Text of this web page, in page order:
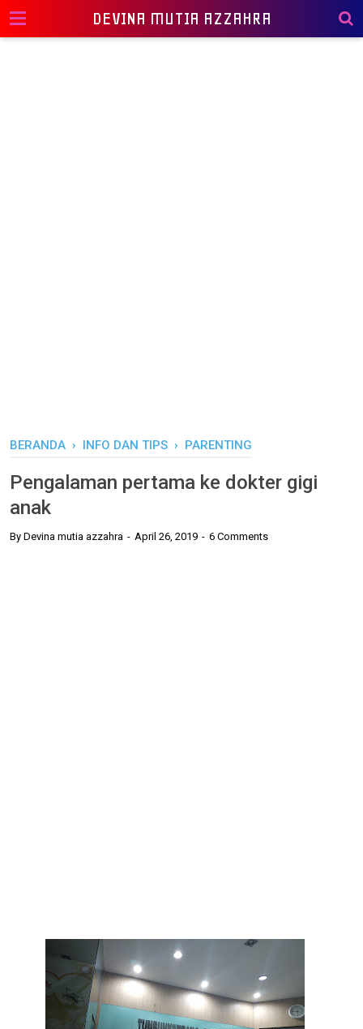
DEVINA MUTIA AZZAHRA
BERANDA › INFO DAN TIPS › PARENTING
Pengalaman pertama ke dokter gigi
anak
By Devina mutia azzahra April 26, 2019 6 Comments